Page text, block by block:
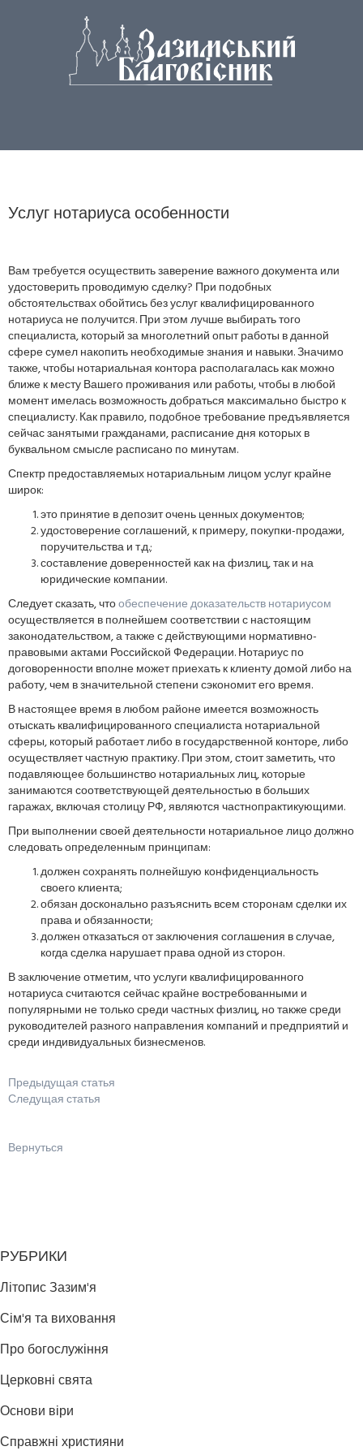
Услуг нотариуса особенности
Вам требуется осуществить заверение важного документа или
удостоверить проводимую сделку? При подобных
обстоятельствах обойтись без услуг квалифицированного
нотариуса не получится. При этом лучше выбирать того
специалиста, который за многолетний опыт работы в данной
сфере сумел накопить необходимые знания и навыки. Значимо
также, чтобы нотариальная контора располагалась как можно
ближе к месту Вашего проживания или работы, чтобы в любой
момент имелась возможность добраться максимально быстро к
специалисту. Как правило, подобное требование предъявляется
сейчас занятыми гражданами, расписание дня которых в
буквальном смысле расписано по минутам.
Спектр предоставляемых нотариальным лицом услуг крайне
широк:
это принятие в депозит очень ценных документов;
удостоверение соглашений, к примеру, покупки-продажи,
поручительства и т.д.;
составление доверенностей как на физлиц, так и на
юридические компании.
Следует сказать, чтообеспечение доказательств нотариусом
осуществляется в полнейшем соответствии с настоящим
законодательством, а также с действующими нормативно-
правовыми актами Российской Федерации. Нотариус по
договоренности вполне может приехать к клиенту домой либо на
работу, чем в значительной степени сэкономит его время.
В настоящее время в любом районе имеется возможность
отыскать квалифицированного специалиста нотариальной
сферы, который работает либо в государственной конторе, либо
осуществляет частную практику. При этом, стоит заметить, что
подавляющее большинство нотариальных лиц, которые
занимаются соответствующей деятельностью в больших
гаражах, включая столицу РФ, являются частнопрактикующими.
При выполнении своей деятельности нотариальное лицо должно
следовать определенным принципам:
должен сохранять полнейшую конфиденциальность
своего клиента;
обязан досконально разъяснить всем сторонам сделки их
права и обязанности;
должен отказаться от заключения соглашения в случае,
когда сделка нарушает права одной из сторон.
В заключение отметим, что услуги квалифицированного
нотариуса считаются сейчас крайне востребованными и
популярными не только среди частных физлиц, но также среди
руководителей разного направления компаний и предприятий и
среди индивидуальных бизнесменов.
Предыдущая статья
Следущая статья
Вернуться
РУБРИКИ
Літопис Зазим'я
Сім'я та виховання
Про богослужіння
Церковні свята
Основи віри
Справжні християни